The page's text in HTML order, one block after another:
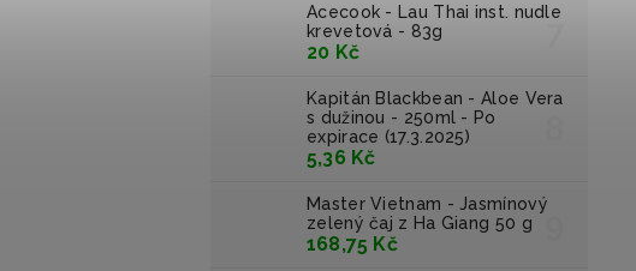
Acecook - Lau Thai inst. nudle
krevetová - 83g
20 Kč
Kapitán Blackbean - Aloe Vera
s dužinou - 250ml - Po
expirace (17.3.2025)
5,36 Kč
Master Vietnam - Jasmínový
zelený čaj z Ha Giang 50 g
168,75 Kč